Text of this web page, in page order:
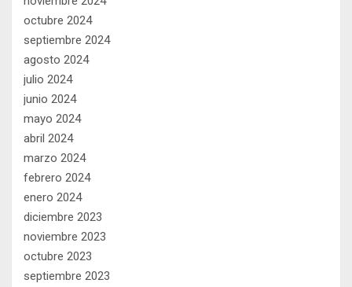
octubre 2024
septiembre 2024
agosto 2024
julio 2024
junio 2024
mayo 2024
abril 2024
marzo 2024
febrero 2024
enero 2024
diciembre 2023
noviembre 2023
octubre 2023
septiembre 2023